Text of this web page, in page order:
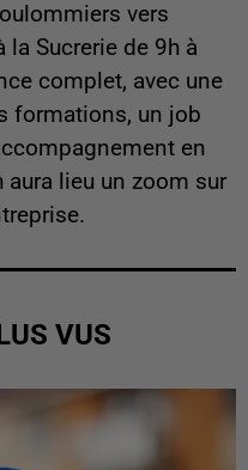
vers
la Sucrerie de 9h à
complet, avec une
formations, un job
en
aura lieu un zoom sur
VUS